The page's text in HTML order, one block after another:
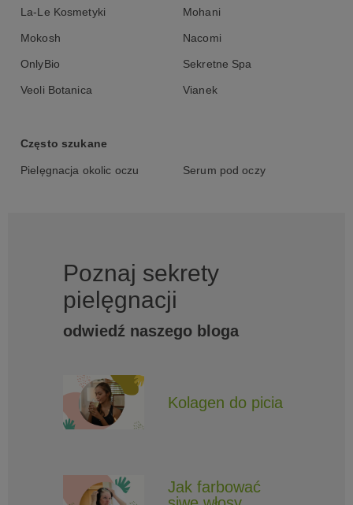
La-Le Kosmetyki Mohani
Mokosh Nacomi
OnlyBio Sekretne Spa
Veoli Botanica Vianek
Często szukane
Pielęgnacja okolic oczu Serum pod oczy
Poznaj sekrety
pielęgnacji
odwiedź naszego bloga
Kolagen do picia
Jak farbować